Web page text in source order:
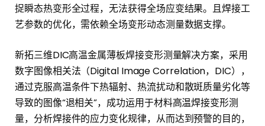
捉瞬态热变形全过程，无法获得全场应变结果。且焊接工
艺参数的优化，需依赖全场变形动态测量数据支撑。
新拓三维DIC高温金属薄板焊接变形测量解决方案，采用
数字图像相关法（Digital Image Correlation，DIC），
通过克服高温条件下热辐射、热流扰动和散斑质量劣化等
导致的图像“退相关”，成功运用于材料高温焊接变形测
量，分析焊接件的应力变化规律，从而达到预警的目的，